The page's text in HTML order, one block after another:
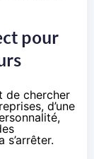
pour
de chercher
d’une